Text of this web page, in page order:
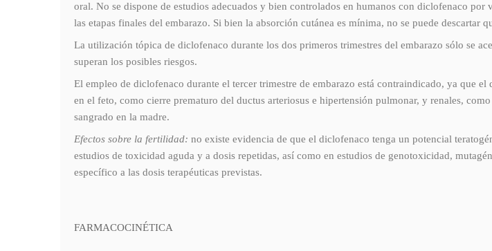
oral. No se dispone de estudios adecuados y bien controlados en humanos con diclofenaco
las etapas finales del embarazo. Si bien la absorción cutánea es mínima, no se puede descartar
La utilización tópica de diclofenaco durante los dos primeros trimestres del embarazo sólo se
superan los posibles riesgos.
El empleo de diclofenaco durante el tercer trimestre de embarazo está contraindicado, ya que
en el feto, como cierre prematuro del ductus arteriosus e hipertensión pulmonar, y renales,
sangrado en la madre.
Efectos sobre la fertilidad: no existe evidencia de que el diclofenaco tenga un potencial
estudios de toxicidad aguda y a dosis repetidas, así como en estudios de genotoxicidad,
específico a las dosis terapéuticas previstas.
FARMACOCINÉTICA